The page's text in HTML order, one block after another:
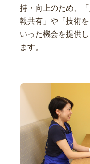
持・向上のため、
報共有」や「技術
いった機会を提供
ます。